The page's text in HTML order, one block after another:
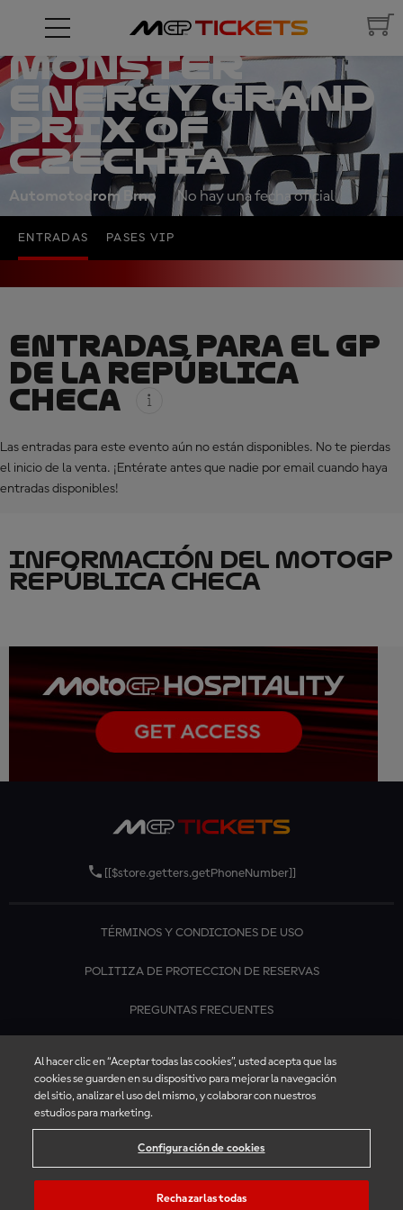
MONSTER
ENERGY GRAND
PRIX OF
CZECHIA
Automotodrom Brno No hay una fecha oficial
ENTRADAS PASES VIP
ENTRADAS PARA EL GP
DE LA REPÚBLICA
CHECA
Las entradas para este evento aún no están disponibles. No te pierdas
el inicio de la venta. ¡Entérate antes que nadie por email cuando haya
entradas disponibles!
INFORMACIÓN DEL MOTOGP
REPÚBLICA CHECA
[[$store.getters.getPhoneNumber]]
TÉRMINOS Y CONDICIONES DE USO
POLITIZA DE PROTECCION DE RESERVAS
PREGUNTAS FRECUENTES
Al hacer clic en “Aceptar todas las cookies”, usted acepta que las
cookies se guarden en su dispositivo para mejorar la navegación
del sitio, analizar el uso del mismo, y colaborar con nuestros
estudios para marketing.
Configuración de cookies
Rechazarlas todas